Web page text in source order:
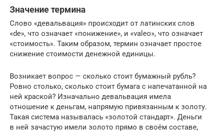
Значение термина
Слово «девальвация» происходит от латинских слов
«de», что означает «понижение», и «valeo», что означает
«стоимость». Таким образом, термин означает простое
снижение стоимости денежной единицы.
Возникает вопрос — сколько стоит бумажный рубль?
Ровно столько, сколько стоит бумага с напечатанной на
ней краской? Изначально девальвация имела
отношение к деньгам, напрямую привязанным к золоту.
Такая система называлась «золотой стандарт». Деньги
в ней зачастую имели золото прямо в своём составе,